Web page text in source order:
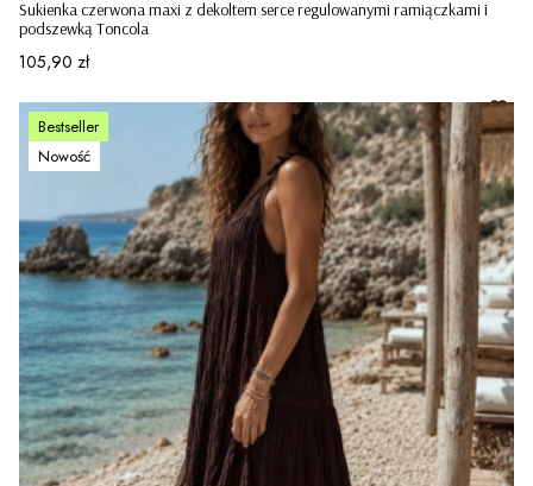
Sukienka czerwona maxi z dekoltem serce regulowanymi ramiączkami i
podszewką Toncola
Cena
105,90 zł
Bestseller
Nowość